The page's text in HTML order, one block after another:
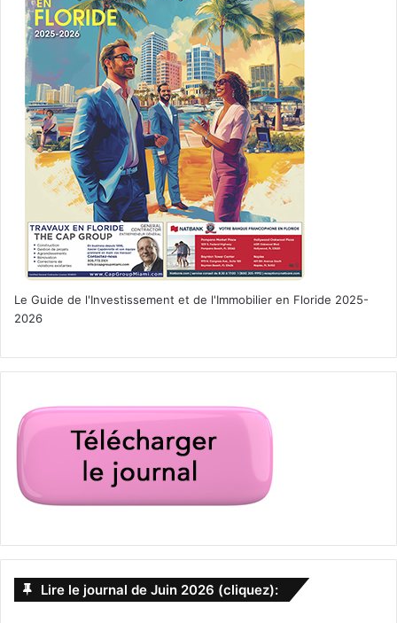
Le Guide de l'Investissement et de l'Immobilier en Floride 2025-
2026
Lire le journal de Juin 2026 (cliquez):